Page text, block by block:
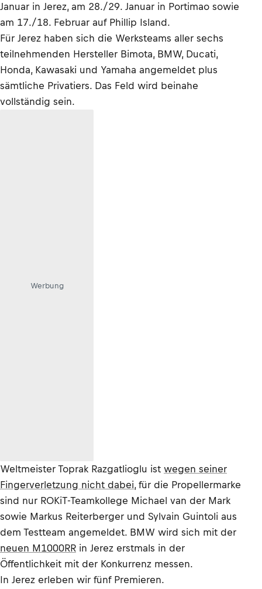
Januar in Jerez, am 28./29. Januar in Portimao sowie
am 17./18. Februar auf Phillip Island.
Für Jerez haben sich die Werksteams aller sechs
teilnehmenden Hersteller Bimota, BMW, Ducati,
Honda, Kawasaki und Yamaha angemeldet plus
sämtliche Privatiers. Das Feld wird beinahe
vollständig sein.
Werbung
Weltmeister Toprak Razgatlioglu ist wegen seiner
Fingerverletzung nicht dabei, für die Propellermarke
sind nur ROKiT-Teamkollege Michael van der Mark
sowie Markus Reiterberger und Sylvain Guintoli aus
dem Testteam angemeldet. BMW wird sich mit der
neuen M1000RR in Jerez erstmals in der
Öffentlichkeit mit der Konkurrenz messen.
In Jerez erleben wir fünf Premieren.